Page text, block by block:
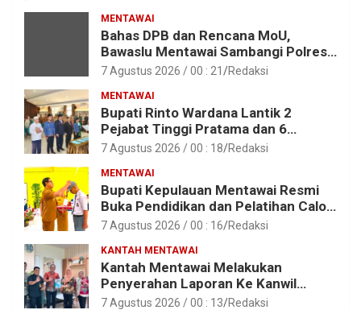
MENTAWAI
Bahas DPB dan Rencana MoU,
Bawaslu Mentawai Sambangi Polres
Mentawai
7 Agustus 2026 / 00 : 21 Redaksi
MENTAWAI
Bupati Rinto Wardana Lantik 2
Pejabat Tinggi Pratama dan 6
Pejabat Fungsional di Lingkungan
7 Agustus 2026 / 00 : 18 Redaksi
MENTAWAI
Bupati Kepulauan Mentawai Resmi
Buka Pendidikan dan Pelatihan Calon
Paskibraka Tahun 2026
7 Agustus 2026 / 00 : 16 Redaksi
KANTAH MENTAWAI
Kantah Mentawai Melakukan
Penyerahan Laporan Ke Kanwil
Kemen ATR/BPN RI Sumbar
7 Agustus 2026 / 00 : 13 Redaksi